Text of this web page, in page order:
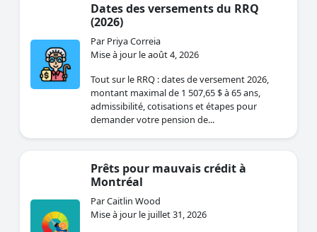
Dates des versements du RRQ
(2026)
Par Priya Correia
Mise à jour le août 4, 2026
Tout sur le RRQ : dates de versement 2026,
montant maximal de 1 507,65 $ à 65 ans,
admissibilité, cotisations et étapes pour
demander votre pension de...
Prêts pour mauvais crédit à
Montréal
Par Caitlin Wood
Mise à jour le juillet 31, 2026